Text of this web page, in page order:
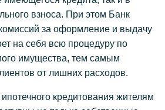
взноса. При этом Банк
за оформление и выдачу
на себя всю процедуру по
имущества, тем самым
от лишних расходов.
кредитования жителям